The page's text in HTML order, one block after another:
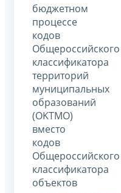
бюджетном
процессе
кодов
Общероссийского
классификатора
территорий
муниципальных
образований
(OKTMО)
вместо
кодов
Общероссийского
классификатора
объектов